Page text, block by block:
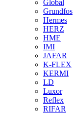
Global
Grundfos
Hermes
HERZ
HME
IMI
JAFAR
K-FLEX
KERMI
LD
Luxor
Reflex
RIFAR